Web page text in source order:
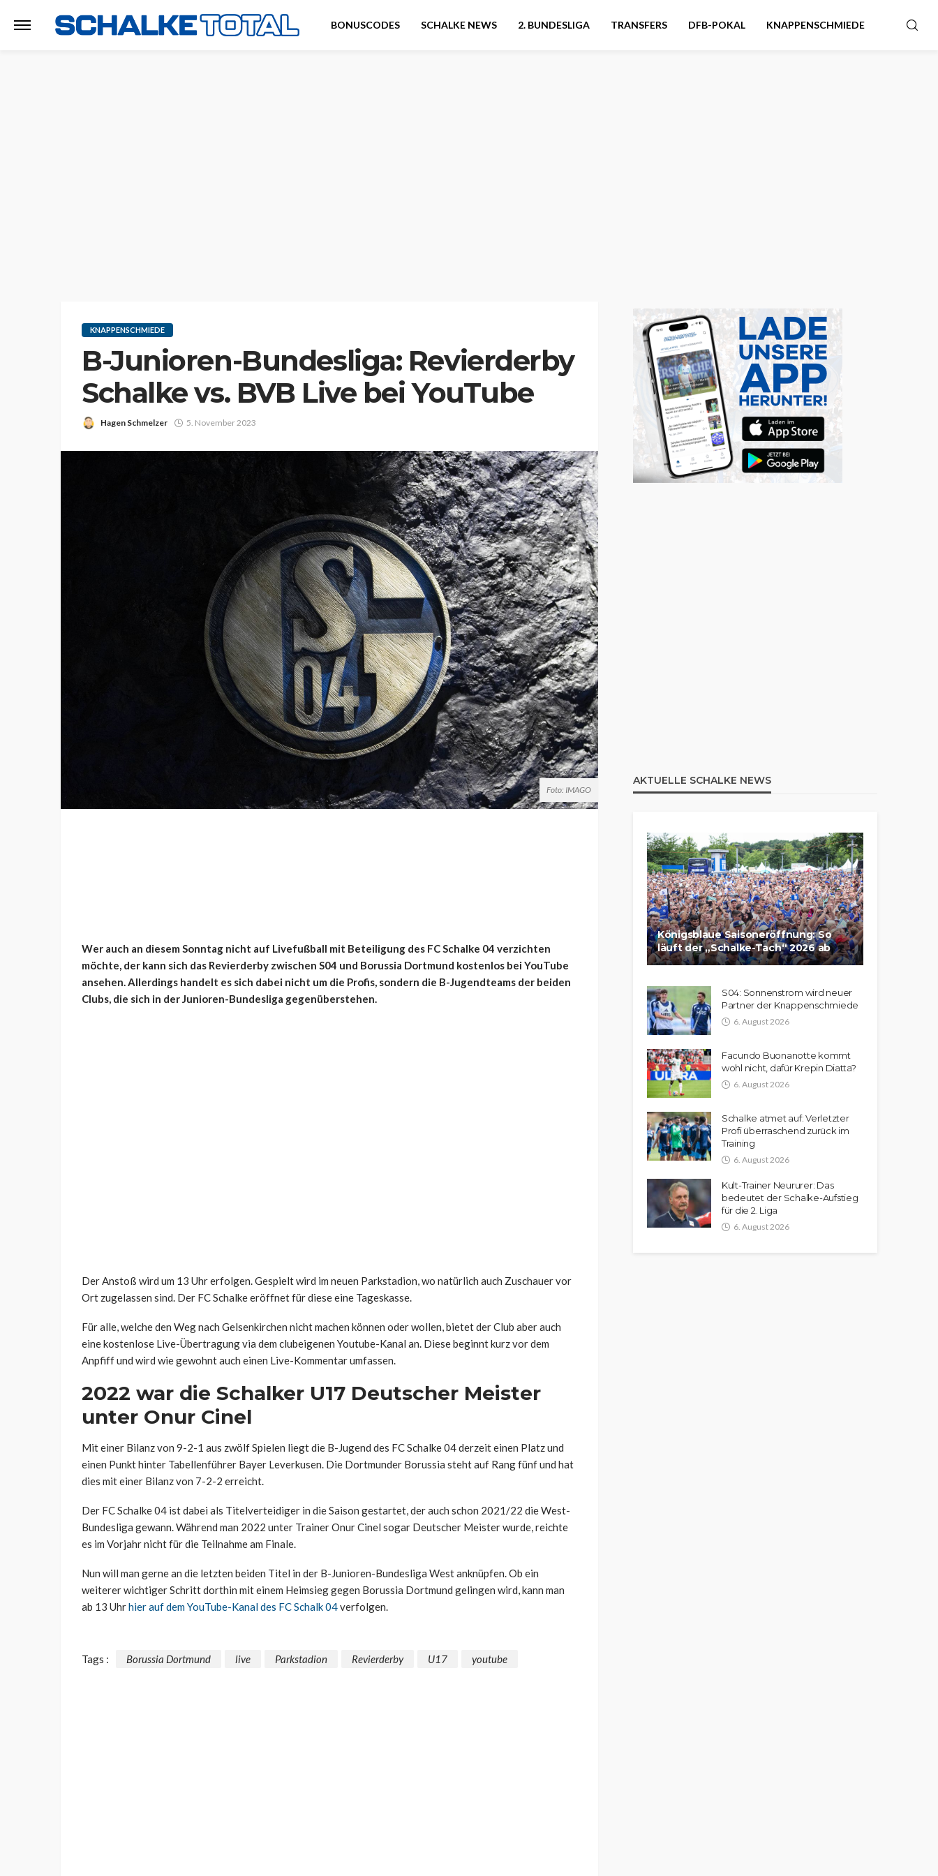
BONUSCODES SCHALKE NEWS 2. BUNDESLIGA TRANSFERS DFB-POKAL KNAPPENSCHMIEDE
KNAPPENSCHMIEDE
B-Junioren-Bundesliga: Revierderby
Schalke vs. BVB Live bei YouTube
Hagen Schmelzer 5. November 2023
Foto: IMAGO
Wer auch an diesem Sonntag nicht auf Livefußball mit Beteiligung des FC Schalke 04 verzichten
möchte, der kann sich das Revierderby zwischen S04 und Borussia Dortmund kostenlos bei YouTube
ansehen. Allerdings handelt es sich dabei nicht um die Profis, sondern die B-Jugendteams der beiden
Clubs, die sich in der Junioren-Bundesliga gegenüberstehen.
Der Anstoß wird um 13 Uhr erfolgen. Gespielt wird im neuen Parkstadion, wo natürlich auch Zuschauer vor
Ort zugelassen sind. Der FC Schalke eröffnet für diese eine Tageskasse.
Für alle, welche den Weg nach Gelsenkirchen nicht machen können oder wollen, bietet der Club aber auch
eine kostenlose Live-Übertragung via dem clubeigenen Youtube-Kanal an. Diese beginnt kurz vor dem
Anpfiff und wird wie gewohnt auch einen Live-Kommentar umfassen.
2022 war die Schalker U17 Deutscher Meister
unter Onur Cinel
Mit einer Bilanz von 9-2-1 aus zwölf Spielen liegt die B-Jugend des FC Schalke 04 derzeit einen Platz und
einen Punkt hinter Tabellenführer Bayer Leverkusen. Die Dortmunder Borussia steht auf Rang fünf und hat
dies mit einer Bilanz von 7-2-2 erreicht.
Der FC Schalke 04 ist dabei als Titelverteidiger in die Saison gestartet, der auch schon 2021/22 die West-
Bundesliga gewann. Während man 2022 unter Trainer Onur Cinel sogar Deutscher Meister wurde, reichte
es im Vorjahr nicht für die Teilnahme am Finale.
Nun will man gerne an die letzten beiden Titel in der B-Junioren-Bundesliga West anknüpfen. Ob ein
weiterer wichtiger Schritt dorthin mit einem Heimsieg gegen Borussia Dortmund gelingen wird, kann man
ab 13 Uhrhier auf dem YouTube-Kanal des FC Schalk 04verfolgen.
Tags : Borussia Dortmund live Parkstadion Revierderby U17 youtube
AKTUELLE SCHALKE NEWS
Königsblaue Saisoneröffnung: So
läuft der „Schalke-Tach“ 2026 ab
S04: Sonnenstrom wird neuer
Partner der Knappenschmiede
6. August 2026
Facundo Buonanotte kommt
wohl nicht, dafür Krepin Diatta?
6. August 2026
Schalke atmet auf: Verletzter
Profi überraschend zurück im
Training
6. August 2026
Kult-Trainer Neururer: Das
bedeutet der Schalke-Aufstieg
für die 2. Liga
6. August 2026